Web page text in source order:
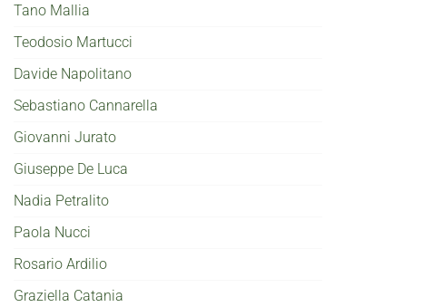
Tano Mallia
Teodosio Martucci
Davide Napolitano
Sebastiano Cannarella
Giovanni Jurato
Giuseppe De Luca
Nadia Petralito
Paola Nucci
Rosario Ardilio
Graziella Catania